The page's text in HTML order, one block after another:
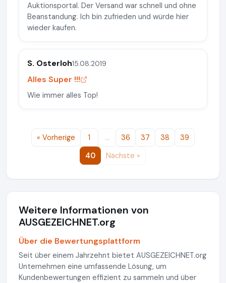
Auktionsportal. Der Versand war schnell und ohne
Beanstandung. Ich bin zufrieden und würde hier
wieder kaufen.
S. Osterloh15.08.2019
Alles Super !!!
Wie immer alles Top!
« Vorherige 1 … 36 37 38
39
40
Nächste »
Weitere Informationen von
AUSGEZEICHNET.org
Über die Bewertungsplattform
Seit über einem Jahrzehnt bietet AUSGEZEICHNET.org
Unternehmen eine umfassende Lösung, um
Kundenbewertungen effizient zu sammeln und über